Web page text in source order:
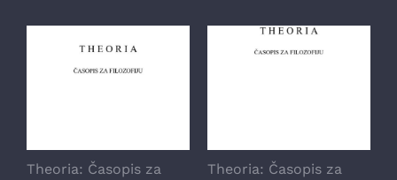
Theoria: Časopis za
Theoria: Časopis za